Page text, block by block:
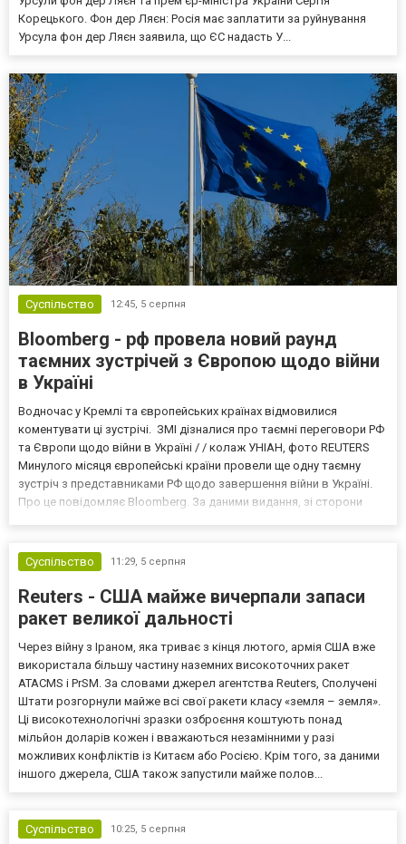
Корецького. Фон дер Ляєн: Росія має заплатити за руйнування
Урсула фон дер Ляєн заявила, що ЄС надасть У...
Суспільство 12:45, 5 серпня
Bloomberg - рф провела новий раунд
таємних зустрічей з Європою щодо війни
в Україні
Водночас у Кремлі та європейських країнах відмовилися
коментувати ці зустрічі. ЗМІ дізналися про таємні переговори РФ
та Європи щодо війни в Україні / / колаж УНІАН, фото REUTERS
Минулого місяця європейські країни провели ще одну таємну
зустріч з представниками РФ щодо завершення війни в Україні.
Про це повідомляє Bloomberg. За даними видання, зі сторони
Суспільство
11:29, 5 серпня
Reuters - США майже вичерпали запаси
ракет великої дальності
Через війну з Іраном, яка триває з кінця лютого, армія США вже
використала більшу частину наземних високоточних ракет
ATACMS і PrSM. За словами джерел агентства Reuters, Сполучені
Штати розгорнули майже всі свої ракети класу «земля – земля».
Ці високотехнологічні зразки озброєння коштують понад
мільйон доларів кожен і вважаються незамінними у разі
можливих конфліктів із Китаєм або Росією. Крім того, за даними
іншого джерела, США також запустили майже полов...
Суспільство 10:25, 5 серпня